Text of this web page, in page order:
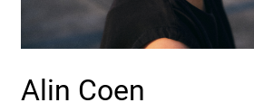
Alin Coen